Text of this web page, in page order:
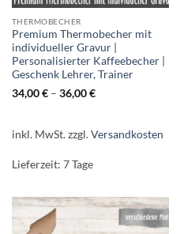
THERMOBECHER
Premium Thermobecher mit
individueller Gravur |
Personalisierter Kaffeebecher |
Geschenk Lehrer, Trainer
34,00€– 36,00€
inkl. MwSt.zzgl.Versandkosten
Lieferzeit: 7 Tage